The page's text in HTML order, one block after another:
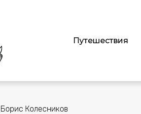
Путешествия
Борис Колесников